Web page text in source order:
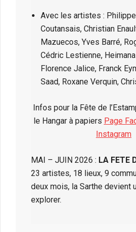
Avec les artistes :
Coutansais, Christian
Mazuecos, Yves Barré,
Cédric Lestienne,
Florence Jalice, Franck
Saad, Roxane Verquin,
Infos pour la Fête de
le Hangar à papiers Page
Instagram
MAI – JUIN 2026 : LA FETE
23 artistes, 18 lieux, 9
deux mois, la Sarthe devient
explorer.